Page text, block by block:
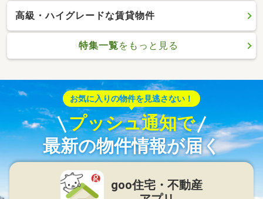
高級・ハイグレードな賃貸物件
特集一覧をもっと見る
お気に入りの物件を見逃さない！
プッシュ通知で
最新の物件情報が届く
goo住宅・不動産